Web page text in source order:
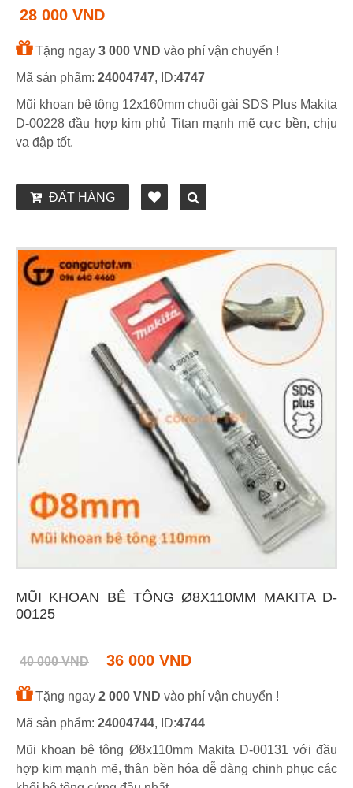
28 000 VND
Tặng ngay 3 000 VND vào phí vận chuyển !
Mã sản phẩm: 24004747, ID:4747
Mũi khoan bê tông 12x160mm chuôi gài SDS Plus Makita
D-00228 đầu hợp kim phủ Titan mạnh mẽ cực bền, chịu
va đập tốt.
ĐẶT HÀNG
MŨI KHOAN BÊ TÔNG Ø8X110MM MAKITA D-
00125
40 000 VND 36 000 VND
Tặng ngay 2 000 VND vào phí vận chuyển !
Mã sản phẩm: 24004744, ID:4744
Mũi khoan bê tông Ø8x110mm Makita D-00131 với đầu
hợp kim mạnh mẽ, thân bền hóa dễ dàng chinh phục các